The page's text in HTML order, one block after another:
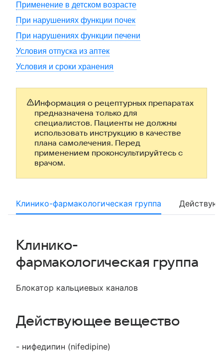
Применение в детском возрасте
При нарушениях функции почек
При нарушениях функции печени
Условия отпуска из аптек
Условия и сроки хранения
Информация о рецептурных препаратах
предназначена только для
специалистов. Пациенты не должны
использовать инструкцию в качестве
плана самолечения. Перед
применением проконсультируйтесь с
врачом.
Клинико-фармакологическая группа
Клинико-
фармакологическая группа
Блокатор кальциевых каналов
Действующее вещество
- нифедипин (nifedipine)